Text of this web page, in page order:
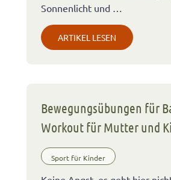
Sonnenlicht und …
ARTIKEL LESEN
Bewegungsübungen für
Workout für Mutter und
Sport für Kinder